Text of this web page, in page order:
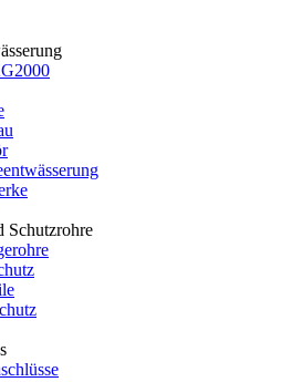
Schutzrohre